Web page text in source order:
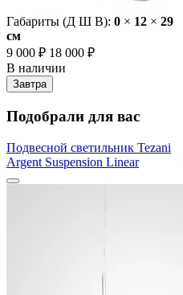
Габариты (Д Ш В): 0 × 12 × 29
cм
9 000 ₽ 18 000 ₽
В наличии
Завтра
Подобрали для вас
Подвесной светильник Tezani
Argent Suspension Linear